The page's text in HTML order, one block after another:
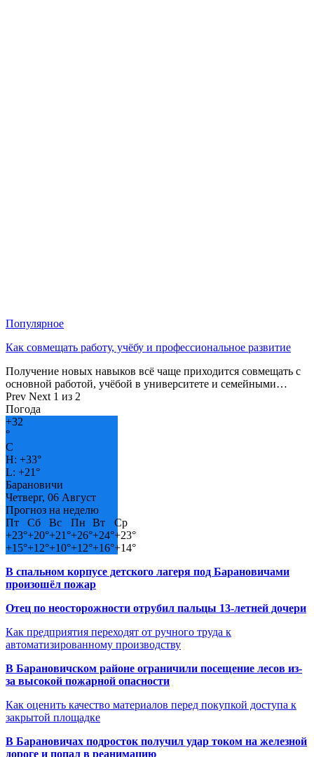
Популярное
Как совмещать работу, учёбу и профессиональное развитие
Получение новых навыков всё чаще приходится совмещать с
основной работой, учёбой в университете и семейными…
Prev Next 1 из 2
Погода
+32
°
C
H: +33°
L: +21°
Барановичи
Четверг, 06 Август
Прогноз на неделю
Пт
Сб Вс Пн Вт
Ср
+23°+20°+21°+26°+24°+23°
+15°+12°+10°+12°+16°+14°
В спальном корпусе детского лагеря под Барановичами
произошёл пожар
Отец по неосторожности отрубил пальцы 13-летней дочери
Как предприятия переходят от ручного труда к
автоматизированному производству
В Барановичском районе ограничили посещение лесов из-
за высокой пожарной опасности
Как оценить качество материалов перед покупкой доступа к
закрытой площадке
В Барановичах подросток получил удар током на железной
дороге и попал в реанимацию